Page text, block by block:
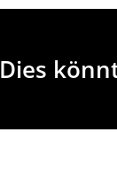
Dies